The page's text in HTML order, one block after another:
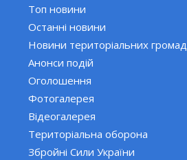
Топ новини
Останні новини
Новини територіальних громад
Анонси подій
Оголошення
Фотогалерея
Відеогалерея
Територіальна оборона
Збройні Сили України